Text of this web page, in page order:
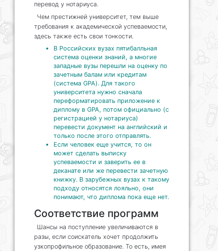
перевод у нотариуса.
Чем престижней университет, тем выше
требования к академической успеваемости,
здесь также есть свои тонкости.
В Российских вузах пятибалльная
система оценки знаний, а многие
западные вузы перешли на оценку по
зачетным балам или кредитам
(система GPA). Для такого
университета нужно сначала
переформатировать приложение к
диплому в GPA, потом официально (с
регистрацией у нотариуса)
перевести документ на английский и
только после этого отправлять.
Если человек еще учится, то он
может сделать выписку
успеваемости и заверить ее в
деканате или же перевести зачетную
книжку. В зарубежных вузах к такому
подходу относятся лояльно, они
понимают, что диплома пока еще нет.
Соответствие программ
Шансы на поступление увеличиваются в
разы, если соискатель хочет продолжить
узкопрофильное образование. То есть, имея